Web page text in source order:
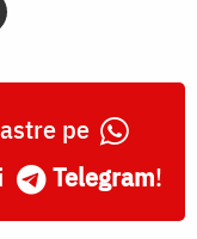
pe
Telegram!